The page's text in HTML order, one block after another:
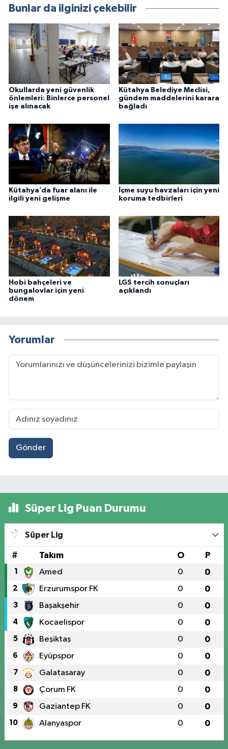
Bunlar da ilginizi çekebilir
Okullarda yeni güvenlik
önlemleri: Binlerce personel
işe alınacak
Kütahya Belediye Meclisi,
gündem maddelerini karara
bağladı
Kütahya’da fuar alanı ile
ilgili yeni gelişme
İçme suyu havzaları için yeni
koruma tedbirleri
Hobi bahçeleri ve
bungalovlar için yeni
dönem
LGS tercih sonuçları
açıklandı
Yorumlar
Gönder
Süper Lig Puan Durumu
Süper Lig
# Takım O P
1 Amed 0 0
2 Erzurumspor FK 0 0
3 Başakşehir 0 0
4 Kocaelispor 0 0
5 Beşiktaş 0 0
6 Eyüpspor 0 0
7 Galatasaray 0 0
8 Çorum FK 0 0
9 Gaziantep FK 0 0
10 Alanyaspor 0 0